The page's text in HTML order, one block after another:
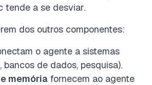
tende a se desviar.
dos outros componentes:
o agente a sistemas
bancos de dados, pesquisa).
memória fornecem ao agente